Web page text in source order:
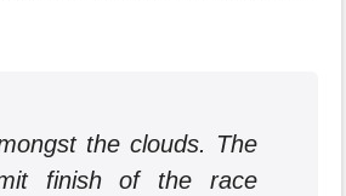
the clouds. The
finish of the race